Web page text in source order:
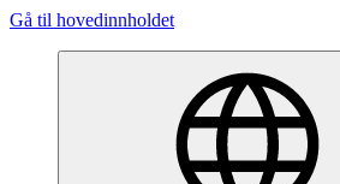
Gå til hovedinnholdet